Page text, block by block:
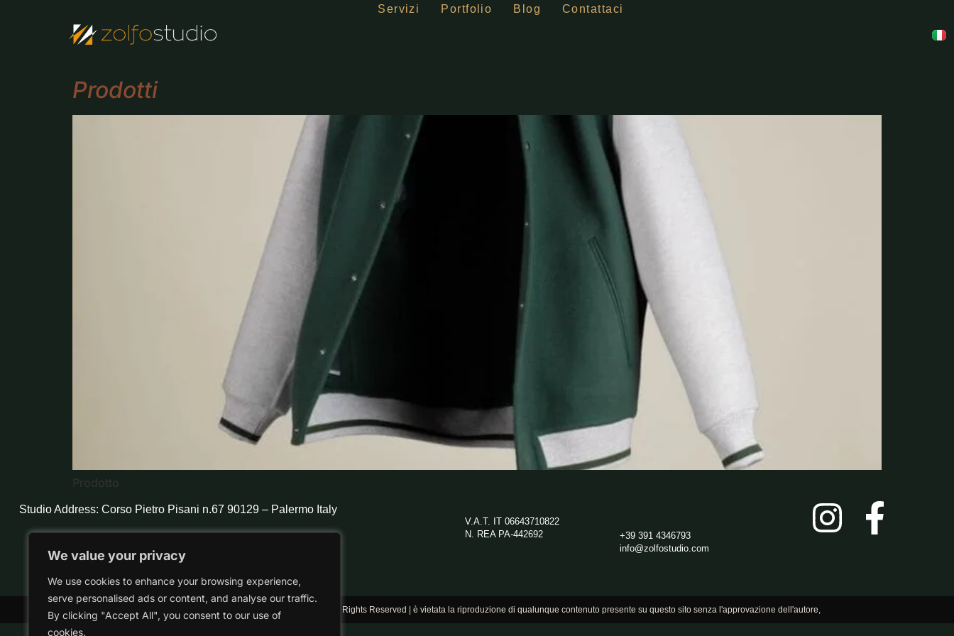
We value your privacy
We use cookies to enhance your browsing experience,
serve personalised ads or content, and analyse our traffic.
By clicking "Accept All", you consent to our use of
cookies.
We value your privacy
We use cookies to enhance your browsing experience,
serve personalised ads or content, and analyse our traffic.
By clicking "Accept All", you consent to our use of
cookies.
Servizi Portfolio Blog Contattaci
Prodotti
Prodotto
Studio Address: Corso Pietro Pisani n.67 90129 – Palermo Italy
V.A.T. IT 06643710822
N. REA PA-442692
+39 391 4346793
info@zolfostudio.com
Copyright ©2024 Zolfo Studio di D'Anna Antonino | All Rights Reserved | è vietata la riproduzione di qualunque contenuto presente su questo sito senza l'approvazione dell'autore,